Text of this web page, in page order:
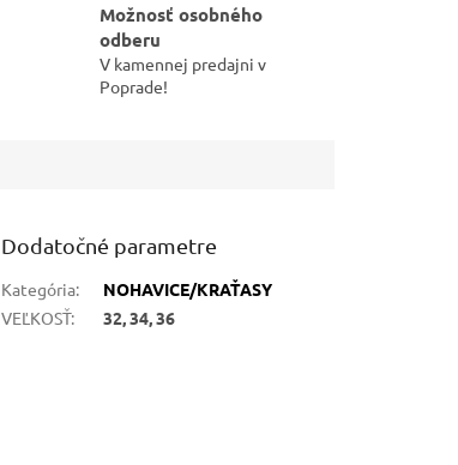
Možnosť osobného
odberu
V kamennej predajni v
Poprade!
Dodatočné parametre
Kategória:
NOHAVICE/KRAŤASY
VEĽKOSŤ: 32, 34, 36